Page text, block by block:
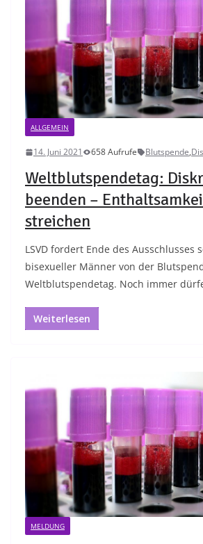
ALLGEMEIN
14. Juni 2021 658 Aufrufe Blutspende,
Weltblutspendetag:
beenden –
streichen
LSVD fordert Ende des Ausschlusses
bisexueller Männer von der
Weltblutspendetag. Noch immer
Weiterlesen
MELDUNG